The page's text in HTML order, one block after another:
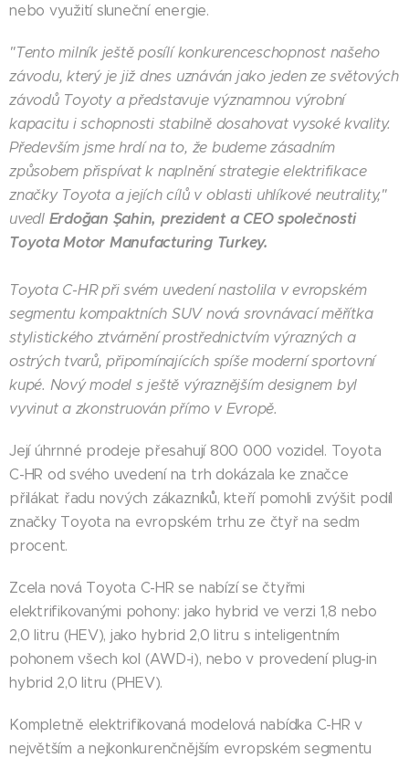
nebo využití sluneční energie.
"Tento milník ještě posílí konkurenceschopnost našeho
závodu, který je již dnes uznáván jako jeden ze světových
závodů Toyoty a představuje významnou výrobní
kapacitu i schopnosti stabilně dosahovat vysoké kvality.
Především jsme hrdí na to, že budeme zásadním
způsobem přispívat k naplnění strategie elektrifikace
značky Toyota a jejích cílů v oblasti uhlíkové neutrality,"
uvedl Erdoğan Şahin, prezident a CEO společnosti
Toyota Motor Manufacturing Turkey.
Toyota C-HR při svém uvedení nastolila v evropském
segmentu kompaktních SUV nová srovnávací měřítka
stylistického ztvárnění prostřednictvím výrazných a
ostrých tvarů, připomínajících spíše moderní sportovní
kupé. Nový model s ještě výraznějším designem byl
vyvinut a zkonstruován přímo v Evropě.
Její úhrnné prodeje přesahují 800 000 vozidel. Toyota
C-HR od svého uvedení na trh dokázala ke značce
přilákat řadu nových zákazníků, kteří pomohli zvýšit podíl
značky Toyota na evropském trhu ze čtyř na sedm
procent.
Zcela nová Toyota C-HR se nabízí se čtyřmi
elektrifikovanými pohony: jako hybrid ve verzi 1,8 nebo
2,0 litru (HEV), jako hybrid 2,0 litru s inteligentním
pohonem všech kol (AWD-i), nebo v provedení plug-in
hybrid 2,0 litru (PHEV).
Kompletně elektrifikovaná modelová nabídka C-HR v
největším a nejkonkurenčnějším evropském segmentu